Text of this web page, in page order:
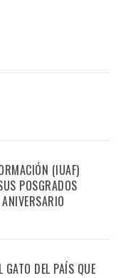
(IUAF)
POSGRADOS
GATO DEL PAÍS QUE